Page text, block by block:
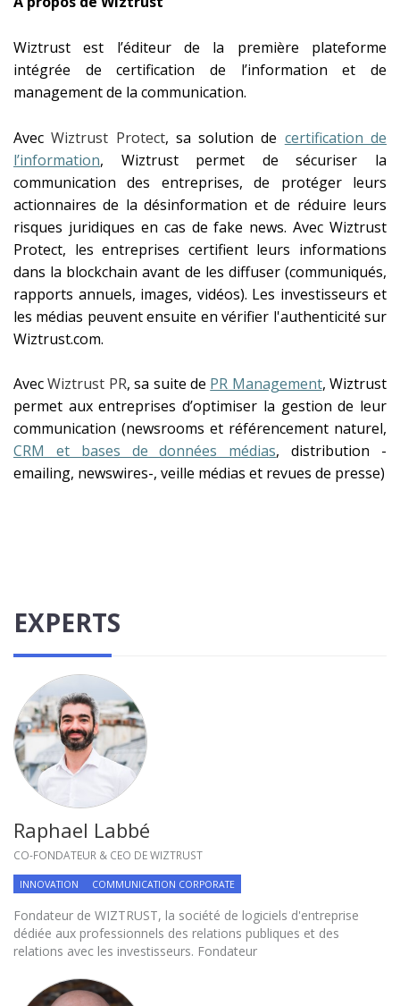
Wiztrust est l’éditeur de la première plateforme
intégrée de certification de l’information et de
management de la communication.
AvecWiztrust Protect, sa solution de certification de
l’information, Wiztrust permet de sécuriser la
communication des entreprises, de protéger leurs
actionnaires de la désinformation et de réduire leurs
risques juridiques en cas de fake news. Avec Wiztrust
Protect, les entreprises certifient leurs informations
dans la blockchain avant de les diffuser (communiqués,
rapports annuels, images, vidéos). Les investisseurs et
les médias peuvent ensuite en vérifier l'authenticité sur
Wiztrust.com.
AvecWiztrust PR, sa suite de PR Management, Wiztrust
permet aux entreprises d’optimiser la gestion de leur
communication (newsrooms et référencement naturel,
CRM et bases de données médias, distribution -
emailing, newswires-, veille médias et revues de presse)
EXPERTS
Raphael Labbé
CO-FONDATEUR & CEO DE WIZTRUST
INNOVATION COMMUNICATION CORPORATE
Fondateur de WIZTRUST, la société de logiciels d'entreprise
dédiée aux professionnels des relations publiques et des
relations avec les investisseurs. Fondateur